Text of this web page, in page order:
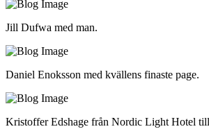
Jill Dufwa med man.
Daniel Enoksson med kvällens finaste page.
Kristoffer Edshage från Nordic Light Hotel